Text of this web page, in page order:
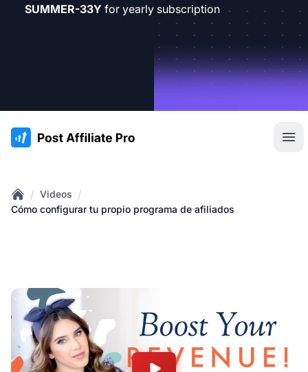
SUMMER-33Y for yearly subscription
:site.title
Home
/ Videos /
Cómo configurar tu propio programa de afiliados